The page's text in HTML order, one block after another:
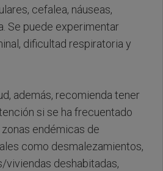
cefalea, náuseas,
Se puede experimentar
dificultad respiratoria y
además, recomienda tener
si se ha frecuentado
endémicas de
como desmalezamientos,
viviendas deshabitadas,